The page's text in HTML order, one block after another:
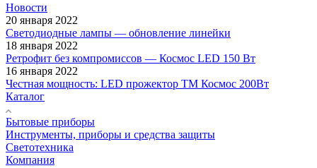
Новости
20 января 2022
Светодиодные лампы — обновление линейки
18 января 2022
Ретрофит без компромиссов — Космос LED 150 Вт
16 января 2022
Честная мощность: LED прожектор ТМ Космос 200Вт
Каталог
Бытовые приборы
Инструменты, приборы и средства защиты
Светотехника
Компания